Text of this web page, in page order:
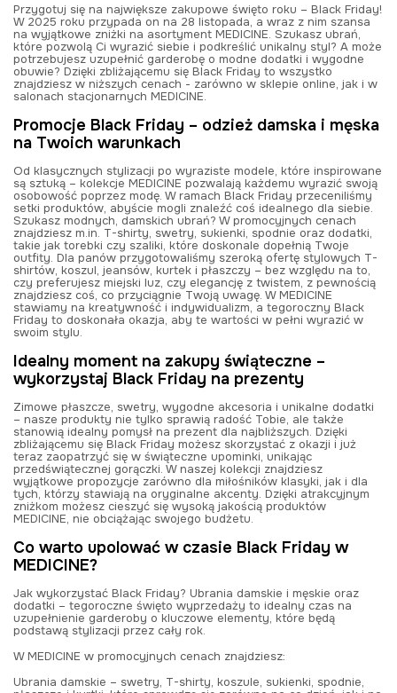
Przygotuj się na największe zakupowe święto roku – Black Friday!
W 2025 roku przypada on na 28 listopada, a wraz z nim szansa
na wyjątkowe zniżki na asortyment MEDICINE. Szukasz ubrań,
które pozwolą Ci wyrazić siebie i podkreślić unikalny styl? A może
potrzebujesz uzupełnić garderobę o modne dodatki i wygodne
obuwie? Dzięki zbliżającemu się Black Friday to wszystko
znajdziesz w niższych cenach - zarówno w sklepie online, jak i w
salonach stacjonarnych MEDICINE.
Promocje Black Friday – odzież damska i męska
na Twoich warunkach
Od klasycznych stylizacji po wyraziste modele, które inspirowane
są sztuką – kolekcje MEDICINE pozwalają każdemu wyrazić swoją
osobowość poprzez modę. W ramach Black Friday przeceniliśmy
setki produktów, abyście mogli znaleźć coś idealnego dla siebie.
Szukasz modnych, damskich ubrań? W promocyjnych cenach
znajdziesz m.in. T-shirty, swetry, sukienki, spodnie oraz dodatki,
takie jak torebki czy szaliki, które doskonale dopełnią Twoje
outfity. Dla panów przygotowaliśmy szeroką ofertę stylowych T-
shirtów, koszul, jeansów, kurtek i płaszczy – bez względu na to,
czy preferujesz miejski luz, czy elegancję z twistem, z pewnością
znajdziesz coś, co przyciągnie Twoją uwagę. W MEDICINE
stawiamy na kreatywność i indywidualizm, a tegoroczny Black
Friday to doskonała okazja, aby te wartości w pełni wyrazić w
swoim stylu.
Idealny moment na zakupy świąteczne –
wykorzystaj Black Friday na prezenty
Zimowe płaszcze, swetry, wygodne akcesoria i unikalne dodatki
– nasze produkty nie tylko sprawią radość Tobie, ale także
stanowią idealny pomysł na prezent dla najbliższych. Dzięki
zbliżającemu się Black Friday możesz skorzystać z okazji i już
teraz zaopatrzyć się w świąteczne upominki, unikając
przedświątecznej gorączki. W naszej kolekcji znajdziesz
wyjątkowe propozycje zarówno dla miłośników klasyki, jak i dla
tych, którzy stawiają na oryginalne akcenty. Dzięki atrakcyjnym
zniżkom możesz cieszyć się wysoką jakością produktów
MEDICINE, nie obciążając swojego budżetu.
Co warto upolować w czasie Black Friday w
MEDICINE?
Jak wykorzystać Black Friday? Ubrania damskie i męskie oraz
dodatki – tegoroczne święto wyprzedaży to idealny czas na
uzupełnienie garderoby o kluczowe elementy, które będą
podstawą stylizacji przez cały rok.
W MEDICINE w promocyjnych cenach znajdziesz:
Ubrania damskie – swetry, T-shirty, koszule, sukienki, spodnie,